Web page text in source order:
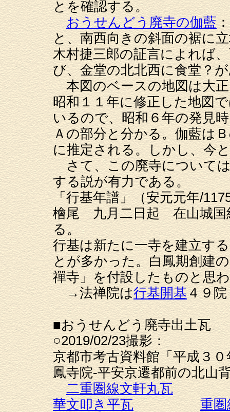
とを確認する。
おうせんどう廃寺の伽藍
と、南西向きの斜面の裾に
木村捷三郎の証言によれば
び、金堂の北北西に食堂？
本図のベースの地図は大正
昭和１１年に修正した地図
いるので、昭和６年の発見
Ａの部分と分かる。伽藍は
に推定される。しかし、今
さて、この廃寺については
する説が有力である。
「行基年譜」（安元元年/
檜尾 九月二日起 在山城国
る。
行基は新たに一寺を建立す
とが多かった。白鳳期創建
禪寺」を付設したものと思
→法禅院は行基開基４９
■おうせんどう廃寺出土瓦
○2019/02/23撮影：
京都市考古資料館「平成３
鳳寺院-平安京遷都前の北山
二重圏線文軒丸瓦
華文叩き平瓦
重圏